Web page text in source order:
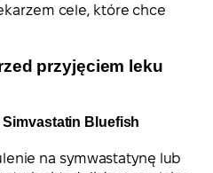
cele, które chce
przyjęciem leku
Bluefish
na symwastatynę lub